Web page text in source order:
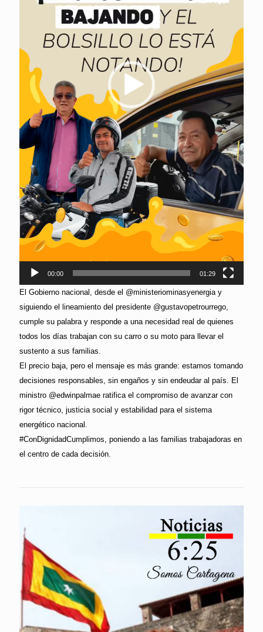
00:00 01:29
El Gobierno nacional, desde el @ministeriominasyenergia y
siguiendo el lineamiento del presidente @gustavopetrourrego,
cumple su palabra y responde a una necesidad real de quienes
todos los días trabajan con su carro o su moto para llevar el
sustento a sus familias.
El precio baja, pero el mensaje es más grande: estamos tomando
decisiones responsables, sin engaños y sin endeudar al país. El
ministro @edwinpalmae ratifica el compromiso de avanzar con
rigor técnico, justicia social y estabilidad para el sistema
energético nacional.
#ConDignidadCumplimos, poniendo a las familias trabajadoras en
el centro de cada decisión.